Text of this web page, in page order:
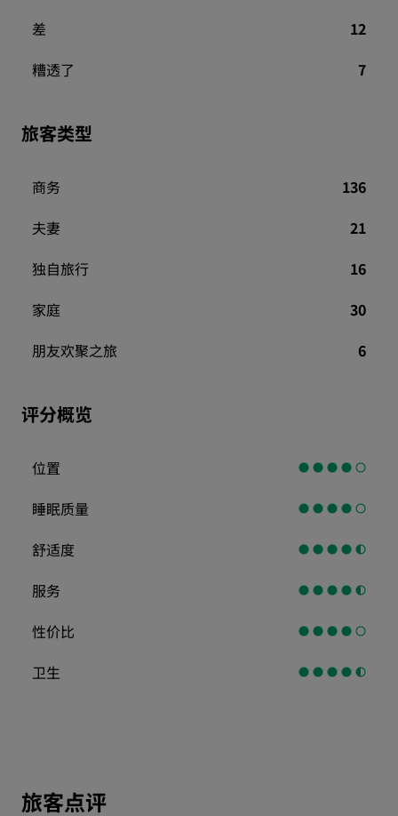
差
12
糟透了
7
旅客类型
商务
136
夫妻
21
独自旅行
16
家庭
30
朋友欢聚之旅
6
评分概览
位置
睡眠质量
舒适度
服务
性价比
卫生
旅客点评